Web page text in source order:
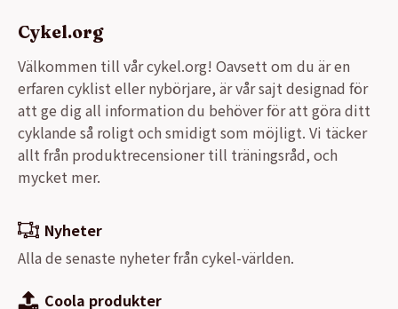
Cykel.org
Välkommen till vår cykel.org! Oavsett om du är en
erfaren cyklist eller nybörjare, är vår sajt designad för
att ge dig all information du behöver för att göra ditt
cyklande så roligt och smidigt som möjligt. Vi täcker
allt från produktrecensioner till träningsråd, och
mycket mer.
Nyheter
Alla de senaste nyheter från cykel-världen.
Coola produkter